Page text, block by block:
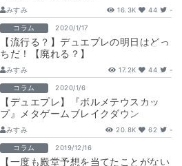
みすみ 16.3K 44 -
コラム 2020/1/17
【流行る？】デュエプレの明日はどっ
ちだ！【廃れる？】
みすみ 17.2K 44 -
コラム 2020/1/6
【デュエプレ】『ボルメテウスカッ
プ』メタゲームブレイクダウン
みすみ 20.8K 62 -
コラム 2019/12/16
【一度も殿堂予想を当てたことがない